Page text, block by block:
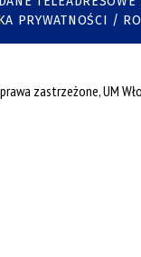
PRYWATNOŚCI /
zastrzeżone, UM